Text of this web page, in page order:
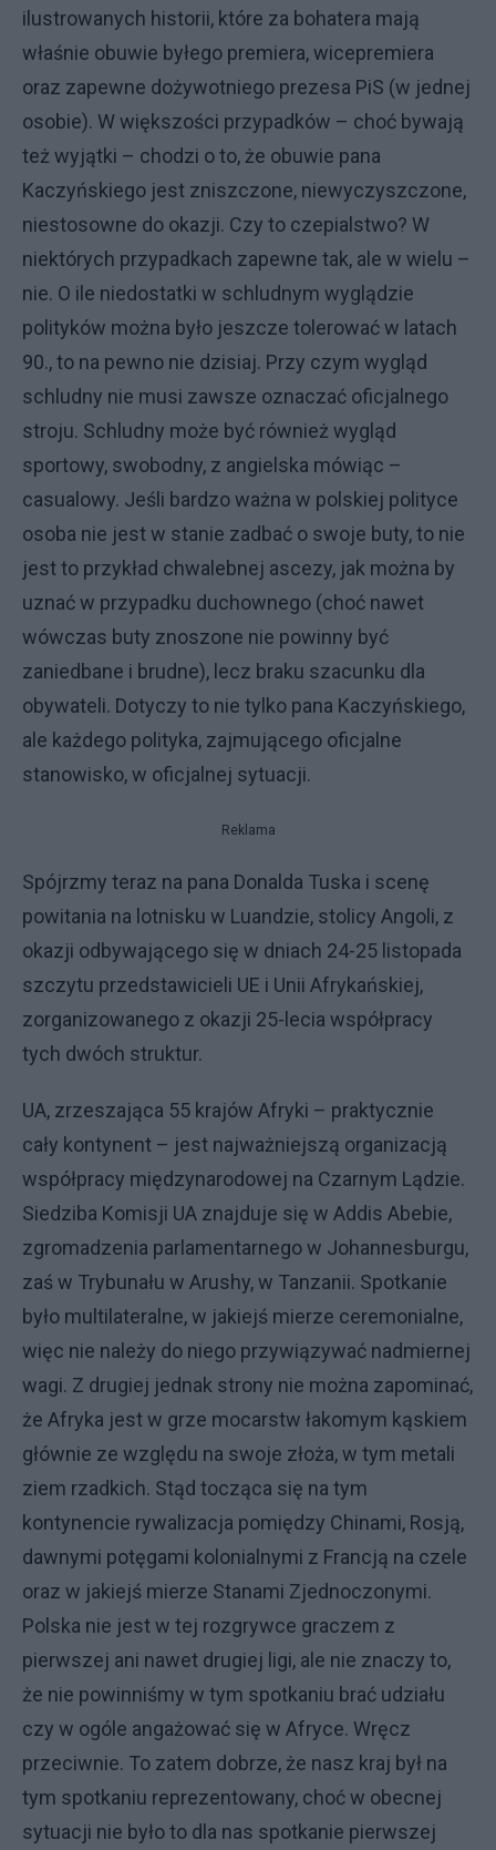
ilustrowanych historii, które za bohatera mają
właśnie obuwie byłego premiera, wicepremiera
oraz zapewne dożywotniego prezesa PiS (w jednej
osobie). W większości przypadków – choć bywają
też wyjątki – chodzi o to, że obuwie pana
Kaczyńskiego jest zniszczone, niewyczyszczone,
niestosowne do okazji. Czy to czepialstwo? W
niektórych przypadkach zapewne tak, ale w wielu –
nie. O ile niedostatki w schludnym wyglądzie
polityków można było jeszcze tolerować w latach
90., to na pewno nie dzisiaj. Przy czym wygląd
schludny nie musi zawsze oznaczać oficjalnego
stroju. Schludny może być również wygląd
sportowy, swobodny, z angielska mówiąc –
casualowy. Jeśli bardzo ważna w polskiej polityce
osoba nie jest w stanie zadbać o swoje buty, to nie
jest to przykład chwalebnej ascezy, jak można by
uznać w przypadku duchownego (choć nawet
wówczas buty znoszone nie powinny być
zaniedbane i brudne), lecz braku szacunku dla
obywateli. Dotyczy to nie tylko pana Kaczyńskiego,
ale każdego polityka, zajmującego oficjalne
stanowisko, w oficjalnej sytuacji.
Reklama
Spójrzmy teraz na pana Donalda Tuska i scenę
powitania na lotnisku w Luandzie, stolicy Angoli, z
okazji odbywającego się w dniach 24-25 listopada
szczytu przedstawicieli UE i Unii Afrykańskiej,
zorganizowanego z okazji 25-lecia współpracy
tych dwóch struktur.
UA, zrzeszająca 55 krajów Afryki – praktycznie
cały kontynent – jest najważniejszą organizacją
współpracy międzynarodowej na Czarnym Lądzie.
Siedziba Komisji UA znajduje się w Addis Abebie,
zgromadzenia parlamentarnego w Johannesburgu,
zaś w Trybunału w Arushy, w Tanzanii. Spotkanie
było multilateralne, w jakiejś mierze ceremonialne,
więc nie należy do niego przywiązywać nadmiernej
wagi. Z drugiej jednak strony nie można zapominać,
że Afryka jest w grze mocarstw łakomym kąskiem
głównie ze względu na swoje złoża, w tym metali
ziem rzadkich. Stąd tocząca się na tym
kontynencie rywalizacja pomiędzy Chinami, Rosją,
dawnymi potęgami kolonialnymi z Francją na czele
oraz w jakiejś mierze Stanami Zjednoczonymi.
Polska nie jest w tej rozgrywce graczem z
pierwszej ani nawet drugiej ligi, ale nie znaczy to,
że nie powinniśmy w tym spotkaniu brać udziału
czy w ogóle angażować się w Afryce. Wręcz
przeciwnie. To zatem dobrze, że nasz kraj był na
tym spotkaniu reprezentowany, choć w obecnej
sytuacji nie było to dla nas spotkanie pierwszej